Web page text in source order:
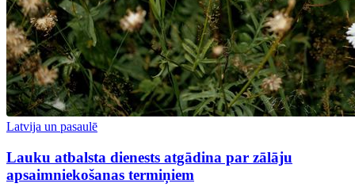
Latvija un pasaulē
Lauku atbalsta dienests atgādina par zālāju
apsaimniekošanas termiņiem